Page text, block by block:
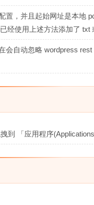
置，并且起始网址是本地
经使用上述方法添加了 txt
会自动忽略 wordpress
到 「应用程序